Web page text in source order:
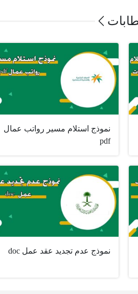
نموذج استلام مسير رواتب عمال
pdf
نموذج عدم تجديد عقد عمل doc